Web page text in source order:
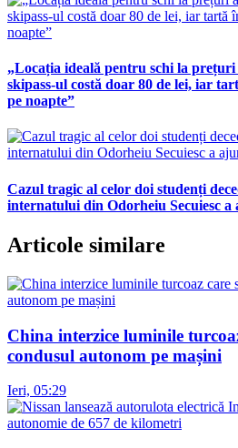
„Locația ideală pentru schi la prețuri
skipass-ul costă doar 80 de lei, iar
pe noapte”
Cazul tragic al celor doi studenți
internatului din Odorheiu Secuiesc
Articole similare
China interzice luminile
condusul autonom pe mașini
Ieri, 05:29